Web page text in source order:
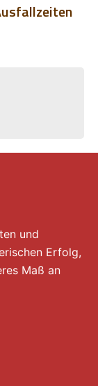
und
Erfolg,
Maß an